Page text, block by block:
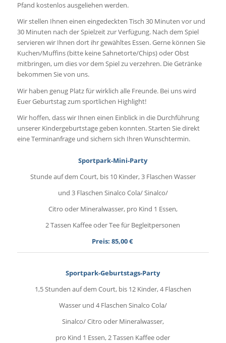
Pfand kostenlos ausgeliehen werden.
Wir stellen Ihnen einen eingedeckten Tisch 30 Minuten vor und
30 Minuten nach der Spielzeit zur Verfügung. Nach dem Spiel
servieren wir Ihnen dort ihr gewähltes Essen. Gerne können Sie
Kuchen/Muffins (bitte keine Sahnetorte/Chips) oder Obst
mitbringen, um dies vor dem Spiel zu verzehren. Die Getränke
bekommen Sie von uns.
Wir haben genug Platz für wirklich alle Freunde. Bei uns wird
Euer Geburtstag zum sportlichen Highlight!
Wir hoffen, dass wir Ihnen einen Einblick in die Durchführung
unserer Kindergeburtstage geben konnten. Starten Sie direkt
eine Terminanfrage und sichern sich Ihren Wunschtermin.
Sportpark-Mini-Party
Stunde auf dem Court, bis 10 Kinder, 3 Flaschen Wasser
und 3 Flaschen Sinalco Cola/ Sinalco/
Citro oder Mineralwasser, pro Kind 1 Essen,
2 Tassen Kaffee oder Tee für Begleitpersonen
Preis: 85,00 €
Sportpark-Geburtstags-Party
1,5 Stunden auf dem Court, bis 12 Kinder, 4 Flaschen
Wasser und 4 Flaschen Sinalco Cola/
Sinalco/ Citro oder Mineralwasser,
pro Kind 1 Essen, 2 Tassen Kaffee oder